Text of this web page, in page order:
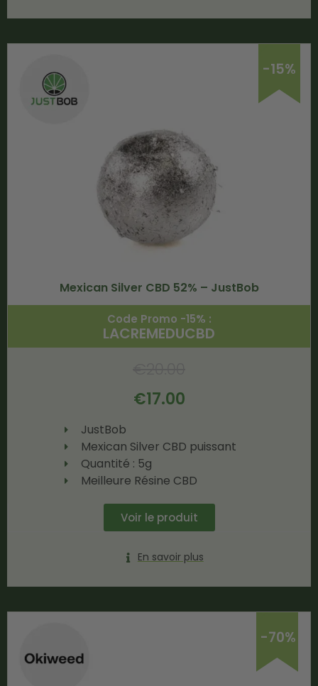
-15%
Mexican Silver CBD 52% – JustBob
Code Promo -15% :
LACREMEDUCBD
€17.00
JustBob
Mexican Silver CBD puissant
Quantité : 5g
Meilleure Résine CBD
Voir le produit
En savoir plus
-70%